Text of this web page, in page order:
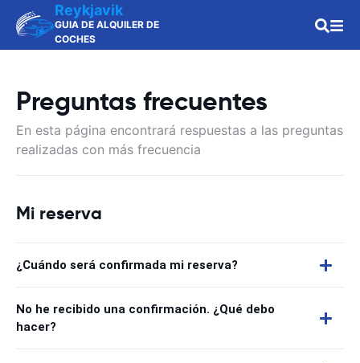
Reykjavik
GUIA DE ALQUILER DE
COCHES
Preguntas frecuentes
En esta página encontrará respuestas a las preguntas
realizadas con más frecuencia
Mi reserva
¿Cuándo será confirmada mi reserva?
No he recibido una confirmación. ¿Qué debo
hacer?